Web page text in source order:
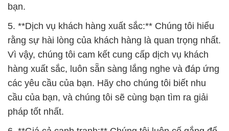
6. **Giá cả cạnh tranh:** Chúng tôi luôn cố gắng để
mang lại giá trị tốt nhất cho khách hàng của mình.
Bằng cách tối ưu hóa quá trình sản xuất và phân
phối, chúng tôi có thể cung cấp sản phẩm chất
lượng cao với giá cả cạnh tranh. Điều này giúp bạn
tiết kiệm chi phí trong quy trình sản xuất của mình.
7. **Cam kết bảo vệ môi trường:** Chúng tôi không
chỉ quan tâm đến sự thành công kinh doanh, mà
còn đặt môi trường vào tâm điểm. Chúng tôi tuân